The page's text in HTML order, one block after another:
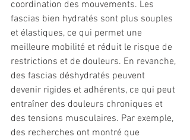
coordination des mouvements. Les
fascias bien hydratés sont plus souples
et élastiques, ce qui permet une
meilleure mobilité et réduit le risque de
restrictions et de douleurs. En revanche,
des fascias déshydratés peuvent
devenir rigides et adhérents, ce qui peut
entraîner des douleurs chroniques et
des tensions musculaires. Par exemple,
des recherches ont montré que